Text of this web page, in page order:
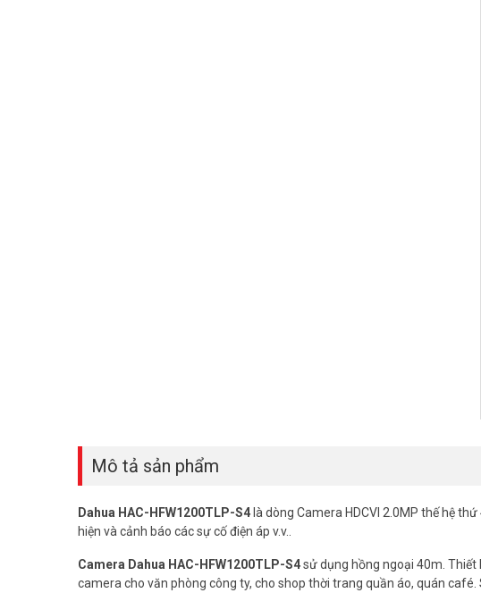
Mô tả sản phẩm
Dahua HAC-HFW1200TLP-S4là dòng Camera HDCVI 2.0MP thế hệ
hiện và cảnh báo các sự cố điện áp v.v..
Camera Dahua HAC-HFW1200TLP-S4sử dụng hồng ngoại 40m.
camera cho văn phòng công ty, cho shop thời trang quần áo, quán